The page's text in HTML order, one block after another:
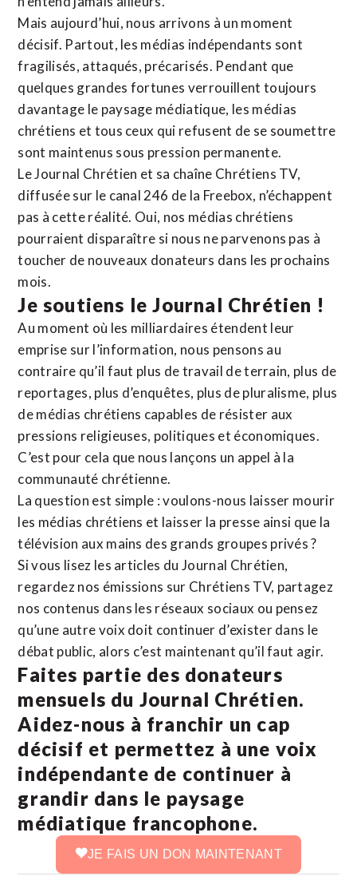
Mais aujourd’hui, nous arrivons à un moment
décisif. Partout, les médias indépendants sont
fragilisés, attaqués, précarisés. Pendant que
quelques grandes fortunes verrouillent toujours
davantage le paysage médiatique, les médias
chrétiens et tous ceux qui refusent de se soumettre
sont maintenus sous pression permanente.
Le Journal Chrétien et sa chaîne Chrétiens TV,
diffusée sur le canal 246 de la Freebox, n’échappent
pas à cette réalité. Oui, nos médias chrétiens
pourraient disparaître si nous ne parvenons pas à
toucher de nouveaux donateurs dans les prochains
mois.
Je soutiens le Journal Chrétien !
Au moment où les milliardaires étendent leur
emprise sur l’information, nous pensons au
contraire qu’il faut plus de travail de terrain, plus de
reportages, plus d’enquêtes, plus de pluralisme, plus
de médias chrétiens capables de résister aux
pressions religieuses, politiques et économiques.
C’est pour cela que nous lançons un appel à la
communauté chrétienne.
La question est simple : voulons-nous laisser mourir
les médias chrétiens et laisser la presse ainsi que la
télévision aux mains des grands groupes privés ?
Si vous lisez les articles du Journal Chrétien,
regardez nos émissions sur Chrétiens TV, partagez
nos contenus dans les réseaux sociaux ou pensez
qu’une autre voix doit continuer d’exister dans le
débat public, alors c’est maintenant qu’il faut agir.
Faites partie des donateurs
mensuels du Journal Chrétien.
Aidez-nous à franchir un cap
décisif et permettez à une voix
indépendante de continuer à
grandir dans le paysage
médiatique francophone.
JE FAIS UN DON MAINTENANT